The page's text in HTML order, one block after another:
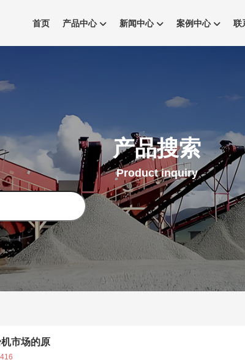
首页 产品中心 新闻中心 案例中心 联
产品搜索
Product inquiry
搜
索
市场的原